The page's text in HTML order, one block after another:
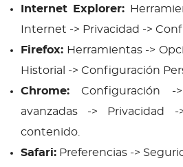
Internet Explorer:
Internet -> Privacidad ->
Firefox: Herramientas ->
Historial -> Configuración
Chrome: Configuración -
avanzadas -> Privacidad
contenido.
Safari: Preferencias ->